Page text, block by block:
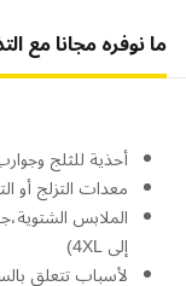
ما نوفره مجانا مع
أحذية للثلج
معدات التزلج أو
إلى 4XL)
لأسباب تتعلق